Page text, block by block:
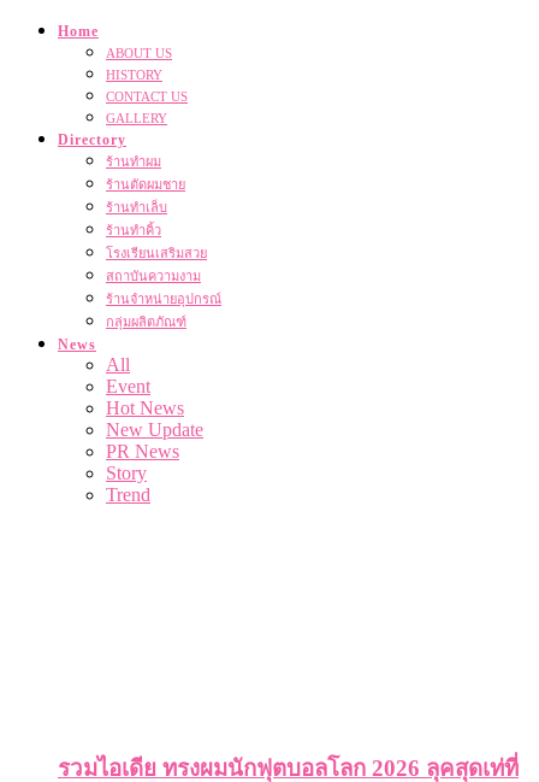
Home
ABOUT US
HISTORY
CONTACT US
GALLERY
Directory
ร้านทำผม
ร้านตัดผมชาย
ร้านทำเล็บ
ร้านทำคิ้ว
โรงเรียนเสริมสวย
สถาบันความงาม
ร้านจำหน่ายอุปกรณ์
กลุ่มผลิตภัณฑ์
News
All
Event
Hot News
New Update
PR News
Story
Trend
รวมไอเดีย ทรงผมนักฟุตบอลโลก 2026 ลุคสุดเท่ที่